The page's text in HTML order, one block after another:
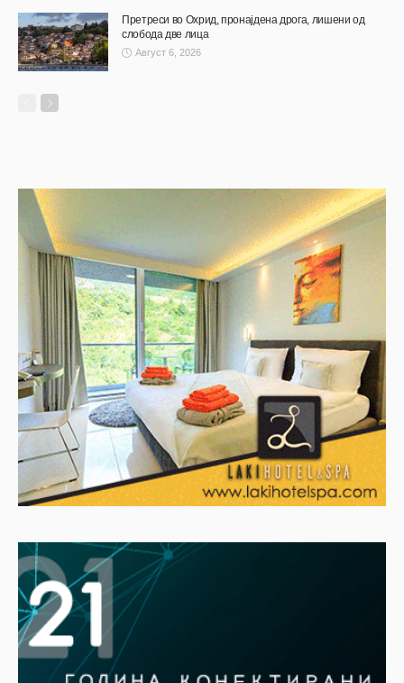
Претреси во Охрид, пронајдена дрога, лишени од
слобода две лица
Август 6, 2026